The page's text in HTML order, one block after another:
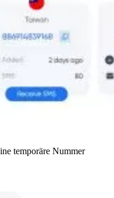
temporäre Nummer